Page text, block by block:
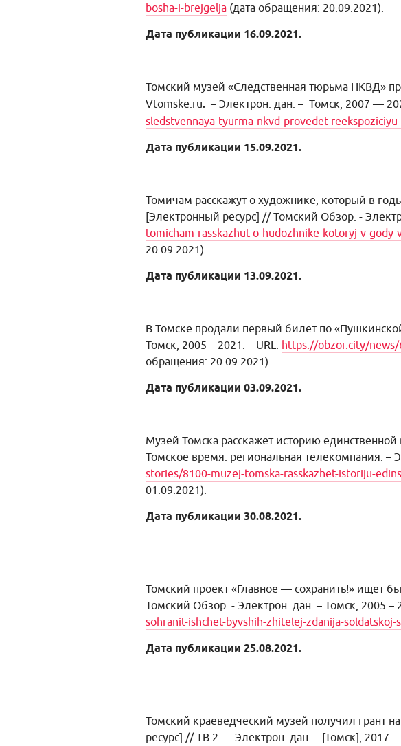
bosha-i-brejgelja (дата обращения: 20.09.2021).
Дата публикации 16.09.2021.
Томский музей «Следственная тюрьма НКВД»
Vtomske.ru. – Электрон. дан. – Томск, 2007 —
sledstvennaya-tyurma-nkvd-provedet-
Дата публикации 15.09.2021.
Томичам расскажут о художнике, который в
[Электронный ресурс] // Томский Обзор. -
tomicham-rasskazhut-o-hudozhnike-kotoryj-v-
20.09.2021).
Дата публикации 13.09.2021.
В Томске продали первый билет по
Томск, 2005 – 2021. – URL: https://obzor.city/news/
обращения: 20.09.2021).
Дата публикации 03.09.2021.
Музей Томска расскажет историю
Томское время: региональная телекомпания. –
stories/8100-muzej-tomska-rasskazhet-istoriju-
01.09.2021).
Дата публикации 30.08.2021.
Томский проект «Главное — сохранить!» ищет
Томский Обзор. - Электрон. дан. – Томск, 2005 –
sohranit-ishchet-byvshih-zhitelej-zdanija-soldatskoj-
Дата публикации 25.08.2021.
Томский краеведческий музей получил грант
ресурс] // ТВ 2. – Электрон. дан. – [Томск], 2017. –